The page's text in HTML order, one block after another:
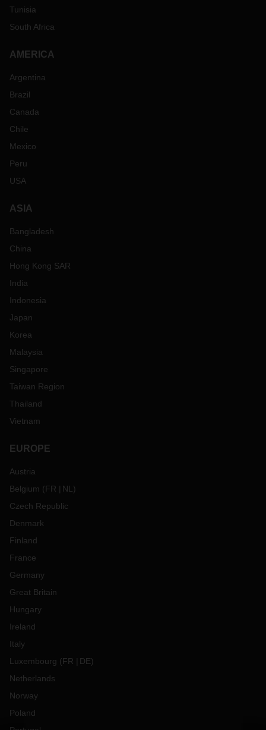
Tunisia
South Africa
AMERICA
Argentina
Brazil
Canada
Chile
Mexico
Peru
USA
ASIA
Bangladesh
China
Hong Kong SAR
India
Indonesia
Japan
Korea
Malaysia
Singapore
Taiwan Region
Thailand
Vietnam
EUROPE
Austria
Belgium (FR NL )
Czech Republic
Denmark
Finland
France
Germany
Great Britain
Hungary
Ireland
Italy
Luxembourg (FR DE)
Netherlands
Norway
Poland